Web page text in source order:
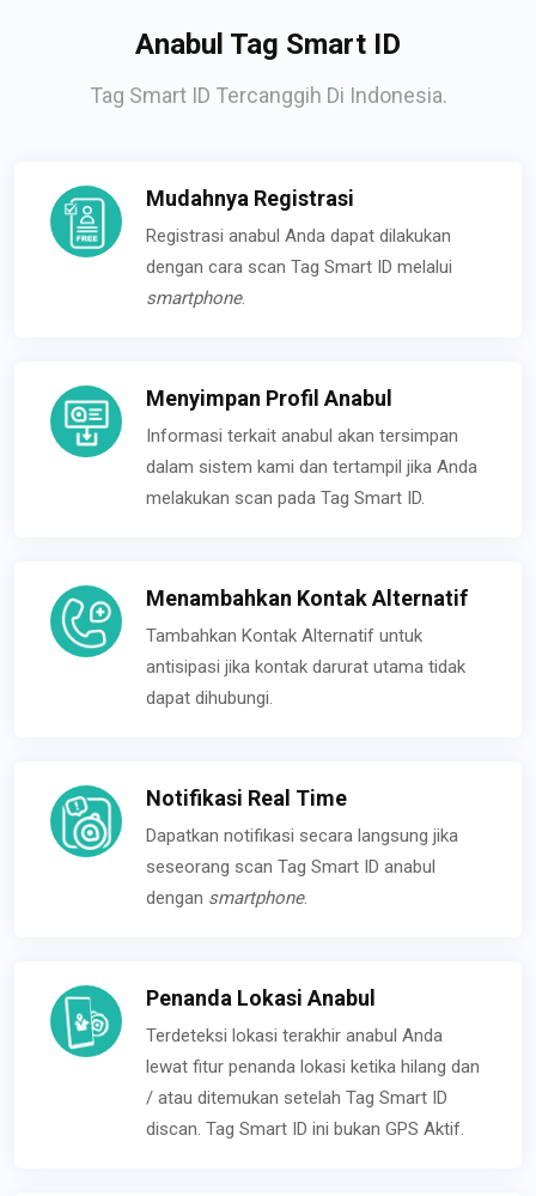
Anabul Tag Smart ID
Tag Smart ID Tercanggih Di Indonesia.
Mudahnya Registrasi
Registrasi anabul Anda dapat dilakukan
dengan cara scan Tag Smart ID melalui
smartphone.
Menyimpan Profil Anabul
Informasi terkait anabul akan tersimpan
dalam sistem kami dan tertampil jika Anda
melakukan scan pada Tag Smart ID.
Menambahkan Kontak Alternatif
Tambahkan Kontak Alternatif untuk
antisipasi jika kontak darurat utama tidak
dapat dihubungi.
Notifikasi Real Time
Dapatkan notifikasi secara langsung jika
seseorang scan Tag Smart ID anabul
dengan smartphone.
Penanda Lokasi Anabul
Terdeteksi lokasi terakhir anabul Anda
lewat fitur penanda lokasi ketika hilang dan
/ atau ditemukan setelah Tag Smart ID
discan. Tag Smart ID ini bukan GPS Aktif.